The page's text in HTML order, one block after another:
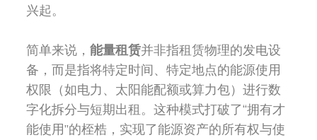
兴起。
简单来说，能量租赁并非指租赁物理的发电设
备，而是指将特定时间、特定地点的能源使用
权限（如电力、太阳能配额或算力包）进行数
字化拆分与短期出租。这种模式打破了“拥有才
能使用”的桎梏，实现了能源资产的所有权与使